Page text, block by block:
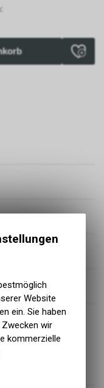
Website
ein. Sie haben
wir
kommerzielle